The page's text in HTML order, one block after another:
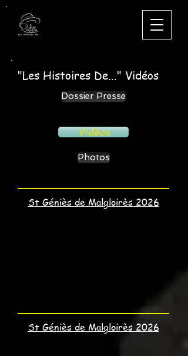
"Les Histoires De..." Vidéos
Dossier Presse
Vidéos
Photos
St Géniès de Malgloirès 2026
St Géniès de Malgloirès 2026